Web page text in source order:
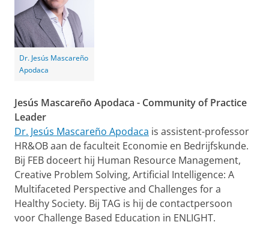
Dr. Jesús Mascareño
Apodaca
Jesús Mascareño Apodaca - Community of Practice
Leader
Dr. Jesús Mascareño Apodaca is assistent-professor
HR&OB aan de faculteit Economie en Bedrijfskunde.
Bij FEB doceert hij Human Resource Management,
Creative Problem Solving, Artificial Intelligence: A
Multifaceted Perspective and Challenges for a
Healthy Society. Bij TAG is hij de contactpersoon
voor Challenge Based Education in ENLIGHT.